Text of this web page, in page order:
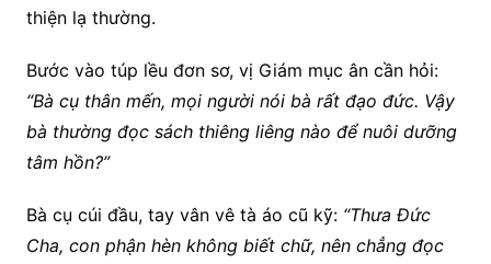
thiện lạ thường.
Bước vào túp lều đơn sơ, vị Giám mục ân cần hỏi:
“Bà cụ thân mến, mọi người nói bà rất đạo đức. Vậy
bà thường đọc sách thiêng liêng nào để nuôi dưỡng
tâm hồn?”
Bà cụ cúi đầu, tay vân vê tà áo cũ kỹ: “Thưa Đức
Cha, con phận hèn không biết chữ, nên chẳng đọc